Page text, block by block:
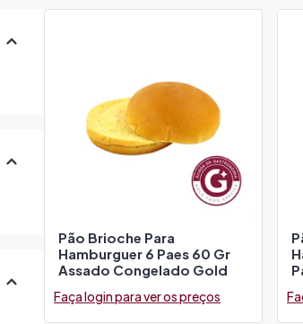
Pão Brioche Para
Hamburguer 6 Paes 60 Gr
Assado Congelado Gold
Faça login para ver os preços